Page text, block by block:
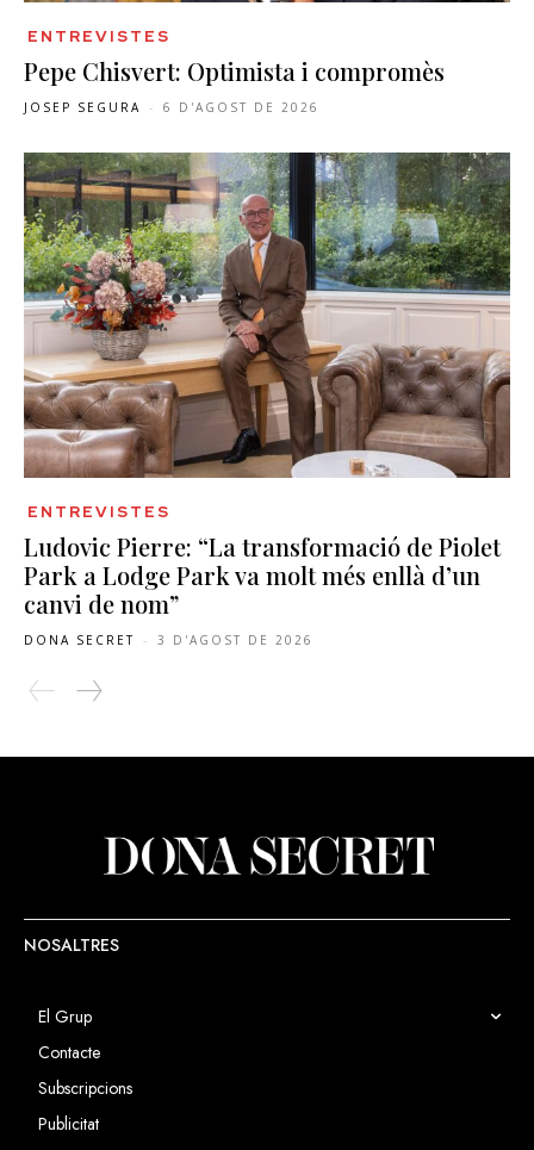
ENTREVISTES
Pepe Chisvert: Optimista i compromès
JOSEP SEGURA - 6 D'AGOST DE 2026
ENTREVISTES
Ludovic Pierre: “La transformació de Piolet
Park a Lodge Park va molt més enllà d’un
canvi de nom”
DONA SECRET - 3 D'AGOST DE 2026
NOSALTRES
El Grup
Contacte
Subscripcions
Publicitat